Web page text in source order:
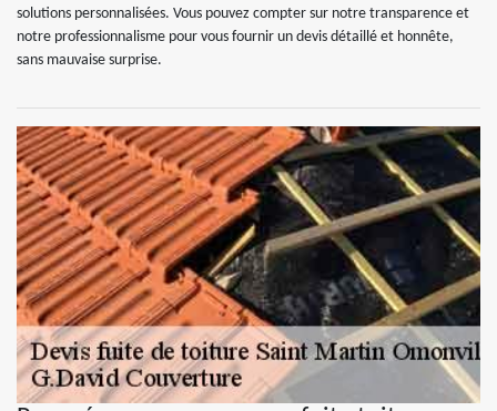
solutions personnalisées. Vous pouvez compter sur notre transparence et
notre professionnalisme pour vous fournir un devis détaillé et honnête,
sans mauvaise surprise.